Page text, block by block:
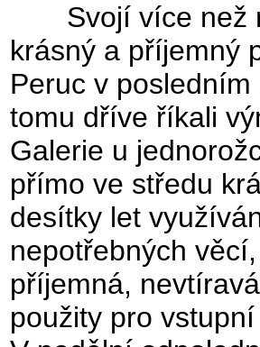
Svojí více než
krásný a příjemný
Peruc v
tomu dříve říkali
Galerie u
přímo ve středu
desítky let
nepotřebných
příjemná,
použity pro